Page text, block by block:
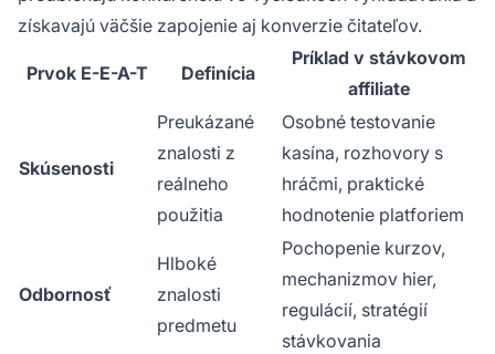
získavajú väčšie zapojenie aj konverzie čitateľov.
Prvok E-E-A-T Definícia
Príklad v stávkovom
affiliate
Skúsenosti
Preukázané
znalosti z
reálneho
použitia
Osobné testovanie
kasína, rozhovory s
hráčmi, praktické
hodnotenie platforiem
Odbornosť
Hlboké
znalosti
predmetu
Pochopenie kurzov,
mechanizmov hier,
regulácií, stratégií
stávkovania